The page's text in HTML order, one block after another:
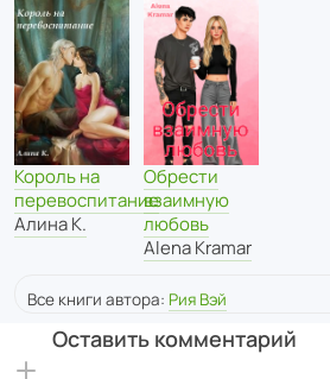
Король на
перевоспитание
Алина К.
Обрести
взаимную
любовь
Alena Kramar
Все книги автора: Рия Вэй
Оставить комментарий